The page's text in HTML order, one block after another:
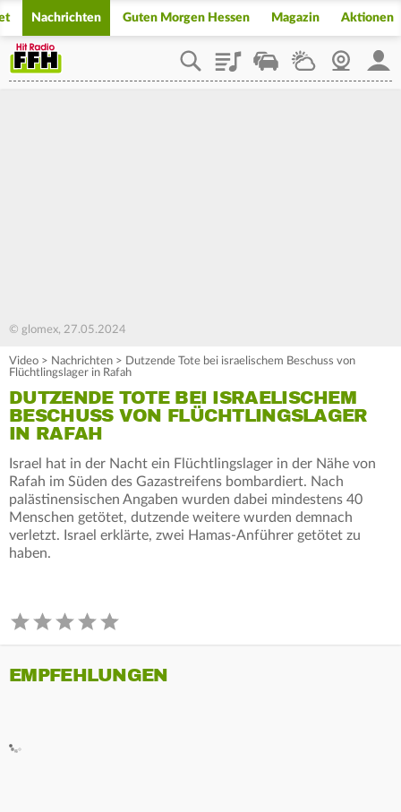
Nachrichten Guten Morgen Hessen Magazin Aktionen
PlaylistStaupilotWetterWebcam
© glomex, 27.05.2024
Video > Nachrichten > Dutzende Tote bei israelischem Beschuss von
Flüchtlingslager in Rafah
DUTZENDE TOTE BEI ISRAELISCHEM
BESCHUSS VON FLÜCHTLINGSLAGER
IN RAFAH
Israel hat in der Nacht ein Flüchtlingslager in der Nähe von
Rafah im Süden des Gazastreifens bombardiert. Nach
palästinensischen Angaben wurden dabei mindestens 40
Menschen getötet, dutzende weitere wurden demnach
verletzt. Israel erklärte, zwei Hamas-Anführer getötet zu
haben.
EMPFEHLUNGEN